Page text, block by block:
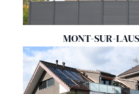
MONT-SUR-